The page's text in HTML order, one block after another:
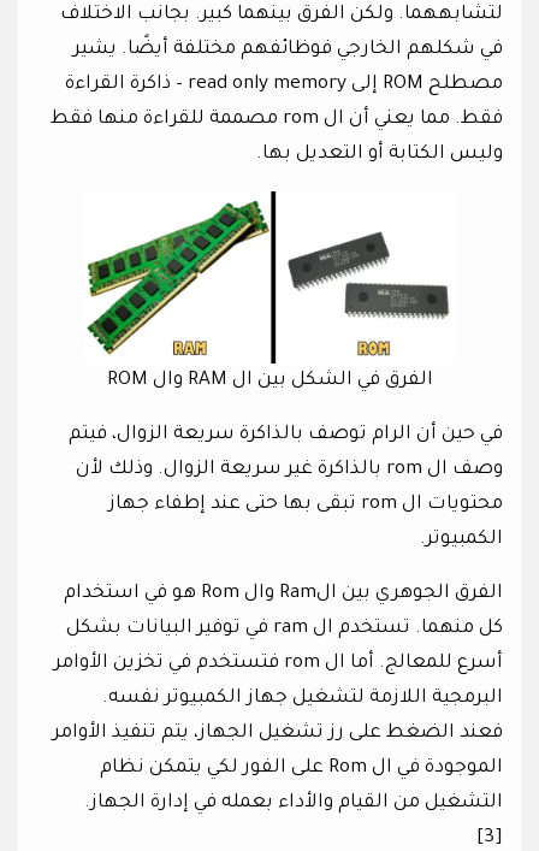
لتشابههما. ولكن الفرق بينهما كبير. بجانب الاختلاف
في شكلهم الخارجي فوظائفهم مختلفة أيضًا. يشير
مصطلح ROM إلى read only memory – ذاكرة القراءة
فقط. مما يعني أن ال rom مصممة للقراءة منها فقط
وليس الكتابة أو التعديل بها.
الفرق في الشكل بين ال RAM وال ROM
في حين أن الرام توصف بالذاكرة سريعة الزوال، فيتم
وصف ال rom بالذاكرة غير سريعة الزوال. وذلك لأن
محتويات ال rom تبقى بها حتى عند إطفاء جهاز
الكمبيوتر.
الفرق الجوهري بين الRam وال Rom هو في استخدام
كل منهما. تستخدم ال ram في توفير البيانات بشكل
أسرع للمعالج. أما ال rom فتستخدم في تخزين الأوامر
البرمجية اللازمة لتشغيل جهاز الكمبيوتر نفسه.
فعند الضغط على رز تشغيل الجهاز، يتم تنفيذ الأوامر
الموجودة في ال Rom على الفور لكي يتمكن نظام
التشغيل من القيام والأداء بعمله في إدارة الجهاز.
[3]